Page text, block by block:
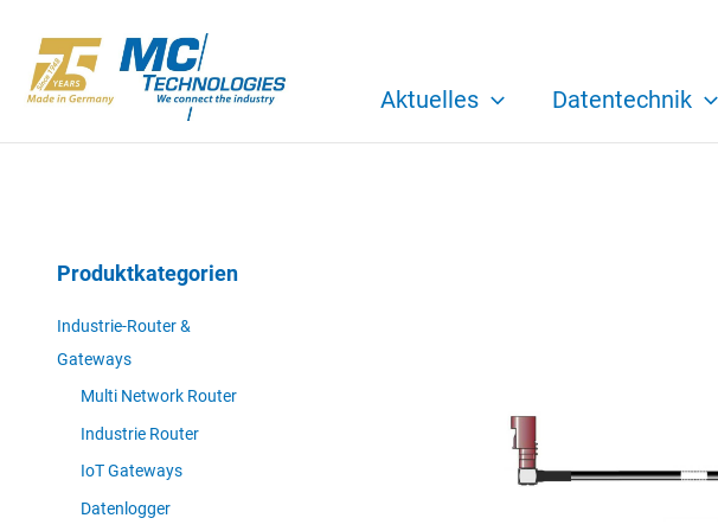
Inhalt
springen
Aktuelles Datentechnik
Produktkategorien
Industrie-Router &
Gateways
Multi Network Router
Industrie Router
IoT Gateways
Datenlogger